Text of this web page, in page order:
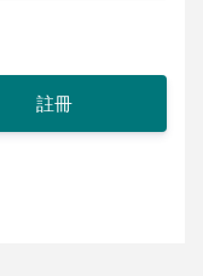
註冊